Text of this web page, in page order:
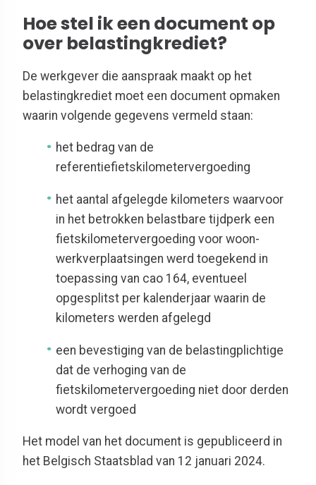
Hoe stel ik een document op
over belastingkrediet?
De werkgever die aanspraak maakt op het
belastingkrediet moet een document opmaken
waarin volgende gegevens vermeld staan:
het bedrag van de
referentiefietskilometervergoeding
het aantal afgelegde kilometers waarvoor
in het betrokken belastbare tijdperk een
fietskilometervergoeding voor woon-
werkverplaatsingen werd toegekend in
toepassing van cao 164, eventueel
opgesplitst per kalenderjaar waarin de
kilometers werden afgelegd
een bevestiging van de belastingplichtige
dat de verhoging van de
fietskilometervergoeding niet door derden
wordt vergoed
Het model van het document is gepubliceerd in
het Belgisch Staatsblad van 12 januari 2024.